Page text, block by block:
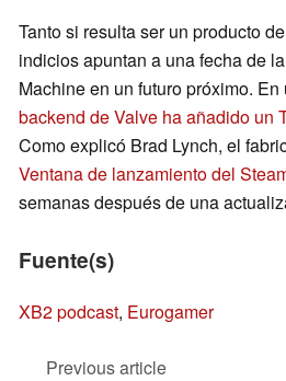
Tanto si resulta ser un producto
indicios apuntan a una fecha de
Machine en un futuro próximo.
backend de Valve ha añadido un
Como explicó Brad Lynch, el
Ventana de lanzamiento del
semanas después de una
Fuente(s)
XB2 podcast, Eurogamer
Previous article